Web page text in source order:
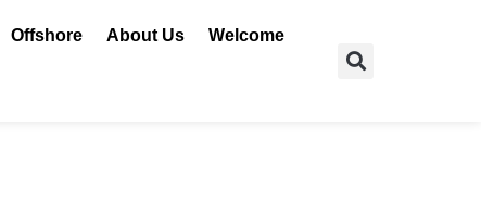
Offshore About Us Welcome Search